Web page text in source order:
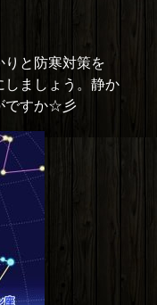
りと防寒対策を
しましょう。静か
ですか☆彡